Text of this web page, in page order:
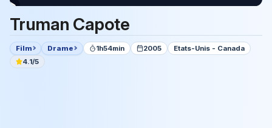
Truman Capote
Film Drame 1h54min 2005
Etats-Unis - Canada
4.1/5